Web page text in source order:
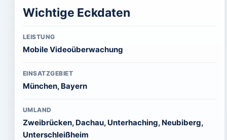
Wichtige Eckdaten
LEISTUNG
Mobile Videoüberwachung
EINSATZGEBIET
München, Bayern
UMLAND
Zweibrücken, Dachau, Unterhaching, Neubiberg,
Unterschleißheim